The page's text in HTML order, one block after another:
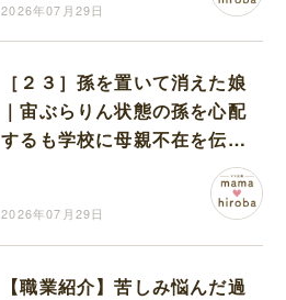
2026年07月29日
［２３］孫を置いて消えた娘
｜宙ぶらりん状態の孫を心配
するも学校に母親不在を伝え
る自分の立場がわからない
2026年07月29日
【職業紹介】苦しみ悩んだ過